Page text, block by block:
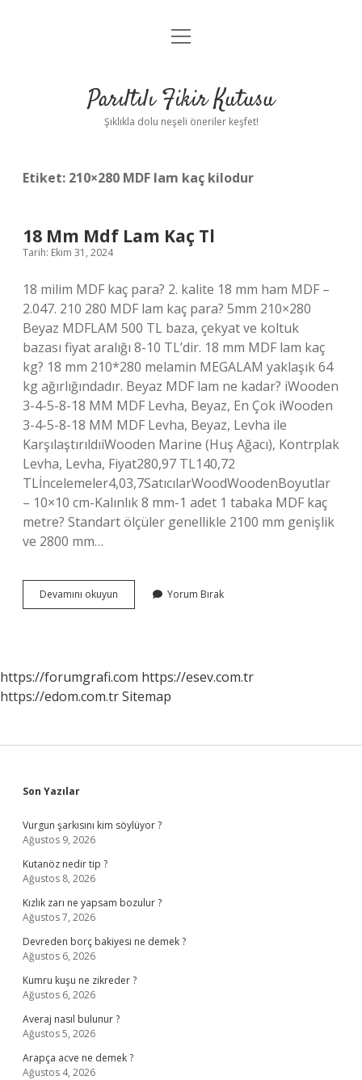
Anasayfa
Yasal Uyarı
menüyü
Parıltılı Fikir Kutusu
Şıklıkla dolu neşeli öneriler keşfet!
Etiket: 210×280 MDF lam kaç kilodur
18 Mm Mdf Lam Kaç Tl
Tarih: Ekim 31, 2024
18 milim MDF kaç para? 2. kalite 18 mm ham MDF –
2.047. 210 280 MDF lam kaç para? 5mm 210×280
Beyaz MDFLAM 500 TL baza, çekyat ve koltuk
bazası fiyat aralığı 8-10 TL’dir. 18 mm MDF lam kaç
kg? 18 mm 210*280 melamin MEGALAM yaklaşık 64
kg ağırlığındadır. Beyaz MDF lam ne kadar? iWooden
3-4-5-8-18 MM MDF Levha, Beyaz, En Çok iWooden
3-4-5-8-18 MM MDF Levha, Beyaz, Levha ile
KarşılaştırıldıiWooden Marine (Huş Ağacı), Kontrplak
Levha, Levha, Fiyat280,97 TL140,72
TLİncelemeler4,03,7SatıcılarWoodWoodenBoyutlar
– 10×10 cm-Kalınlık 8 mm-1 adet 1 tabaka MDF kaç
metre? Standart ölçüler genellikle 2100 mm genişlik
ve 2800 mm…
Devamını okuyun
Mm
Yorum Bırak
https://forumgrafi.com https://esev.com.tr
https://edom.com.trSitemap
Sidebar
Son Yazılar
Vurgun şarkısını kim söylüyor ?
Ağustos 9, 2026
Kutanöz nedir tip ?
Ağustos 8, 2026
Kızlık zarı ne yapsam bozulur ?
Ağustos 7, 2026
Devreden borç bakiyesi ne demek ?
Ağustos 6, 2026
Kumru kuşu ne zikreder ?
Ağustos 6, 2026
Averaj nasıl bulunur ?
Ağustos 5, 2026
Arapça acve ne demek ?
Ağustos 4, 2026